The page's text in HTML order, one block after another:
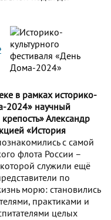
в рамках историко-
2024» научный
Александр
«История
с самой
флота России –
служили ещё
по
морю: становились
практиками и
целых